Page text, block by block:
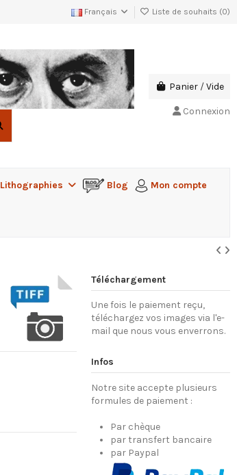
Français Liste de souhaits (0)
Panier /Vide
Connexion
Lithographies Blog Mon compte
Téléchargement
Une fois le paiement reçu,
téléchargez vos images via l'e-
mail que nous vous enverrons.
Infos
Notre site accepte plusieurs
formules de paiement :
Par chèque
par transfert bancaire
par Paypal